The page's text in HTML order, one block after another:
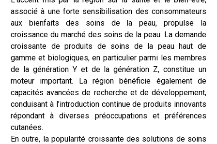
associé à une forte sensibilisation des consommateurs
aux bienfaits des soins de la peau, propulse la
croissance du marché des soins de la peau. La demande
croissante de produits de soins de la peau haut de
gamme et biologiques, en particulier parmi les membres
de la génération Y et de la génération Z, constitue un
moteur important. La région bénéficie également de
capacités avancées de recherche et de développement,
conduisant à l’introduction continue de produits innovants
répondant à diverses préoccupations et préférences
cutanées.
En outre, la popularité croissante des solutions de soins